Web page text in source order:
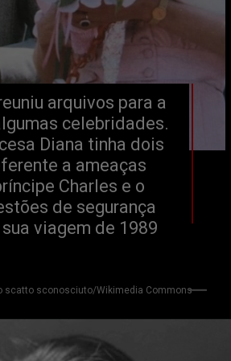
arquivos para a
celebridades.
Diana tinha dois
a ameaças
Charles e o
de segurança
viagem de 1989
scatto sconosciuto/Wikimedia Commons